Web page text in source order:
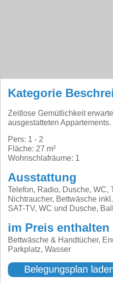
Kategorie
Zeitlose Gemütlichkeit
ausgestatteten
Pers: 1 - 2
Fläche: 27 m²
Wohnschlafräume: 1
Ausstattung
Telefon, Radio, Dusche, WC,
Nichtraucher, Bettwäsche
SAT-TV, WC und Dusche,
im Preis enthalten
Bettwäsche & Handtücher,
Parkplatz, Wasser
Belegungsplan